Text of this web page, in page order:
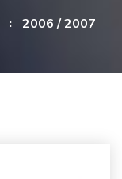
2006 / 2007